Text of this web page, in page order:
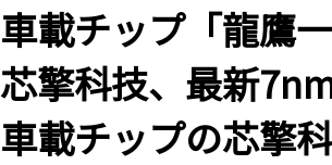
車載チップ「龍鷹
芯擎科技、最新
車載チップの芯擎